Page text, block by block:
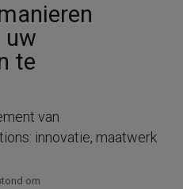
uw
te
van
innovatie, maatwerk
om